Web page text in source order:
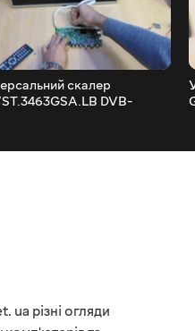
скалер
DVB-
ua різні огляди